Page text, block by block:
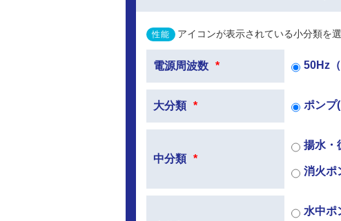
性能 アイコンが表示されている小分類を
電源周波数 * 50Hz（
大分類 * ポンプ
中分類 *
揚水・
消火ポ
水中ポ